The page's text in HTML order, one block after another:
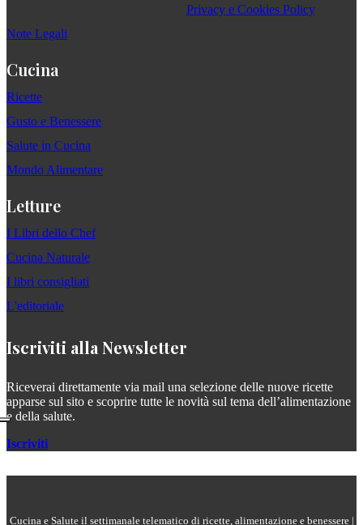
Privacy e Cookies Policy
Note Legali
Cucina
Ricette
Gusto e Benessere
Salute in Cucina
Mondo Alimentare
Letture
I Libri dello Chef
Cucina Naturale
I libri consigliati
L'editoriale
Iscriviti alla Newsletter
Riceverai direttamente via mail una selezione delle nuove ricette
apparse sul sito e scoprire tutte le novità sul tema dell’alimentazione
e della salute.
Iscriviti
Cucina e Salute il settimanale telematico di ricette, alimentazione e benessere |